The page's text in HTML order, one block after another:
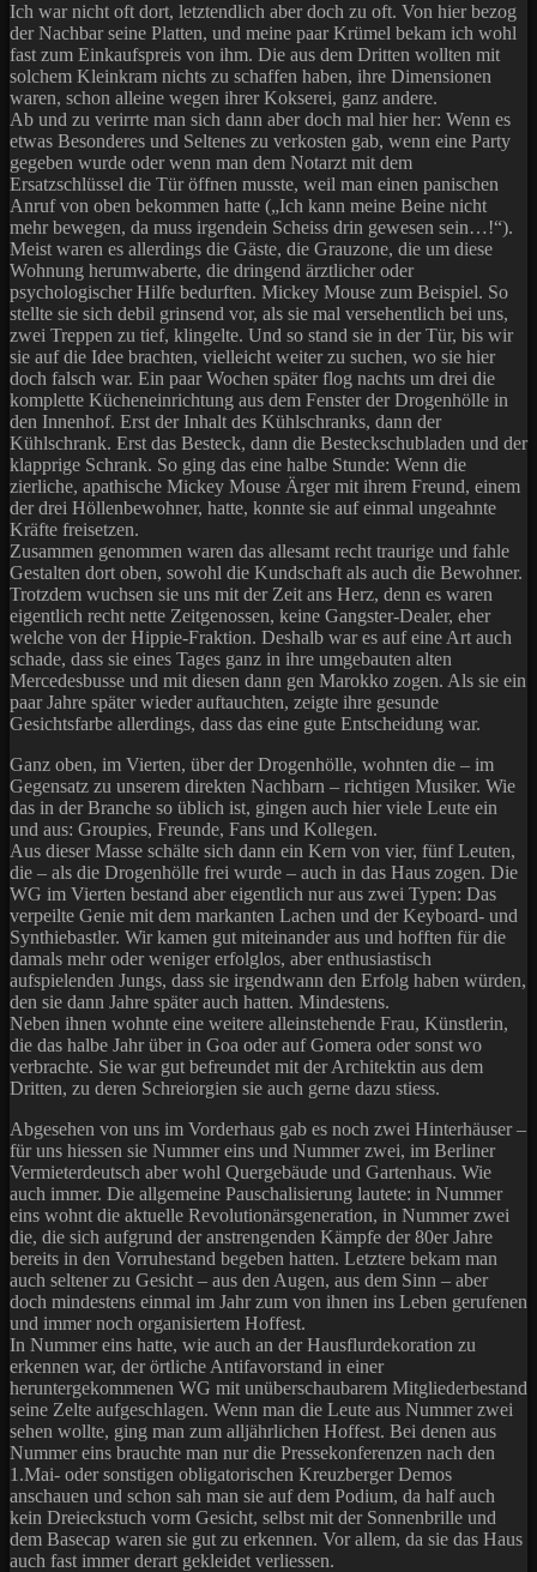
Ich war nicht oft dort, letztendlich aber doch zu oft. Von hier bezog
der Nachbar seine Platten, und meine paar Krümel bekam ich wohl
fast zum Einkaufspreis von ihm. Die aus dem Dritten wollten mit
solchem Kleinkram nichts zu schaffen haben, ihre Dimensionen
waren, schon alleine wegen ihrer Kokserei, ganz andere.
Ab und zu verirrte man sich dann aber doch mal hier her: Wenn es
etwas Besonderes und Seltenes zu verkosten gab, wenn eine Party
gegeben wurde oder wenn man dem Notarzt mit dem
Ersatzschlüssel die Tür öffnen musste, weil man einen panischen
Anruf von oben bekommen hatte („Ich kann meine Beine nicht
mehr bewegen, da muss irgendein Scheiss drin gewesen sein…!“).
Meist waren es allerdings die Gäste, die Grauzone, die um diese
Wohnung herumwaberte, die dringend ärztlicher oder
psychologischer Hilfe bedurften. Mickey Mouse zum Beispiel. So
stellte sie sich debil grinsend vor, als sie mal versehentlich bei uns,
zwei Treppen zu tief, klingelte. Und so stand sie in der Tür, bis wir
sie auf die Idee brachten, vielleicht weiter zu suchen, wo sie hier
doch falsch war. Ein paar Wochen später flog nachts um drei die
komplette Kücheneinrichtung aus dem Fenster der Drogenhölle in
den Innenhof. Erst der Inhalt des Kühlschranks, dann der
Kühlschrank. Erst das Besteck, dann die Besteckschubladen und der
klapprige Schrank. So ging das eine halbe Stunde: Wenn die
zierliche, apathische Mickey Mouse Ärger mit ihrem Freund, einem
der drei Höllenbewohner, hatte, konnte sie auf einmal ungeahnte
Kräfte freisetzen.
Zusammen genommen waren das allesamt recht traurige und fahle
Gestalten dort oben, sowohl die Kundschaft als auch die Bewohner.
Trotzdem wuchsen sie uns mit der Zeit ans Herz, denn es waren
eigentlich recht nette Zeitgenossen, keine Gangster-Dealer, eher
welche von der Hippie-Fraktion. Deshalb war es auf eine Art auch
schade, dass sie eines Tages ganz in ihre umgebauten alten
Mercedesbusse und mit diesen dann gen Marokko zogen. Als sie ein
paar Jahre später wieder auftauchten, zeigte ihre gesunde
Gesichtsfarbe allerdings, dass das eine gute Entscheidung war.
Ganz oben, im Vierten, über der Drogenhölle, wohnten die – im
Gegensatz zu unserem direkten Nachbarn – richtigen Musiker. Wie
das in der Branche so üblich ist, gingen auch hier viele Leute ein
und aus: Groupies, Freunde, Fans und Kollegen.
Aus dieser Masse schälte sich dann ein Kern von vier, fünf Leuten,
die – als die Drogenhölle frei wurde – auch in das Haus zogen. Die
WG im Vierten bestand aber eigentlich nur aus zwei Typen: Das
verpeilte Genie mit dem markanten Lachen und der Keyboard- und
Synthiebastler. Wir kamen gut miteinander aus und hofften für die
damals mehr oder weniger erfolglos, aber enthusiastisch
aufspielenden Jungs, dass sie irgendwann den Erfolg haben würden,
den sie dann Jahre später auch hatten. Mindestens.
Neben ihnen wohnte eine weitere alleinstehende Frau, Künstlerin,
die das halbe Jahr über in Goa oder auf Gomera oder sonst wo
verbrachte. Sie war gut befreundet mit der Architektin aus dem
Dritten, zu deren Schreiorgien sie auch gerne dazu stiess.
Abgesehen von uns im Vorderhaus gab es noch zwei Hinterhäuser –
für uns hiessen sie Nummer eins und Nummer zwei, im Berliner
Vermieterdeutsch aber wohl Quergebäude und Gartenhaus. Wie
auch immer. Die allgemeine Pauschalisierung lautete: in Nummer
eins wohnt die aktuelle Revolutionärsgeneration, in Nummer zwei
die, die sich aufgrund der anstrengenden Kämpfe der 80er Jahre
bereits in den Vorruhestand begeben hatten. Letztere bekam man
auch seltener zu Gesicht – aus den Augen, aus dem Sinn – aber
doch mindestens einmal im Jahr zum von ihnen ins Leben gerufenen
und immer noch organisiertem Hoffest.
In Nummer eins hatte, wie auch an der Hausflurdekoration zu
erkennen war, der örtliche Antifavorstand in einer
heruntergekommenen WG mit unüberschaubarem Mitgliederbestand
seine Zelte aufgeschlagen. Wenn man die Leute aus Nummer zwei
sehen wollte, ging man zum alljährlichen Hoffest. Bei denen aus
Nummer eins brauchte man nur die Pressekonferenzen nach den
1.Mai- oder sonstigen obligatorischen Kreuzberger Demos
anschauen und schon sah man sie auf dem Podium, da half auch
kein Dreieckstuch vorm Gesicht, selbst mit der Sonnenbrille und
dem Basecap waren sie gut zu erkennen. Vor allem, da sie das Haus
auch fast immer derart gekleidet verliessen.